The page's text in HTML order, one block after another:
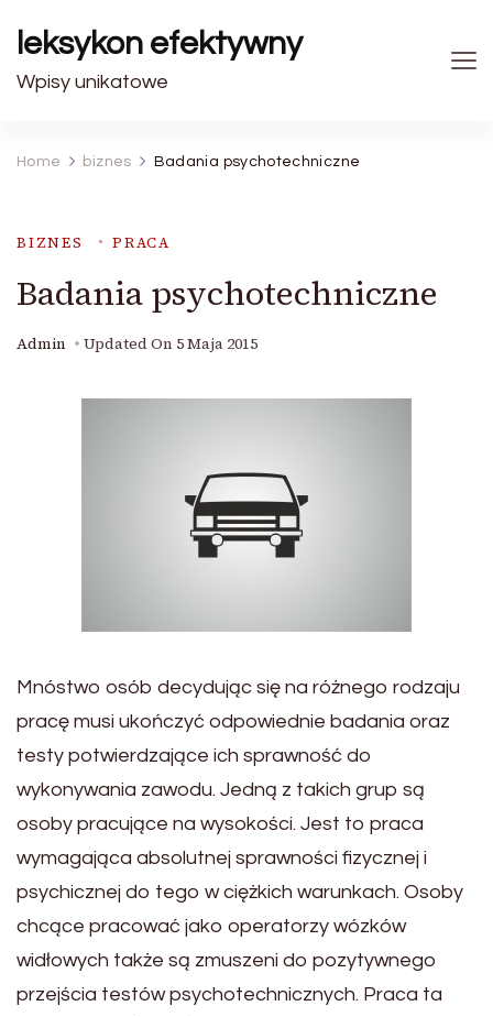
leksykon efektywny
Wpisy unikatowe
Home biznes Badania psychotechniczne
BIZNES PRACA
Badania psychotechniczne
Admin Updated On 5 Maja 2015
Mnóstwo osób decydując się na różnego rodzaju
pracę musi ukończyć odpowiednie badania oraz
testy potwierdzające ich sprawność do
wykonywania zawodu. Jedną z takich grup są
osoby pracujące na wysokości. Jest to praca
wymagająca absolutnej sprawności fizycznej i
psychicznej do tego w ciężkich warunkach. Osoby
chcące pracować jako operatorzy wózków
widłowych także są zmuszeni do pozytywnego
przejścia testów psychotechnicznych. Praca ta